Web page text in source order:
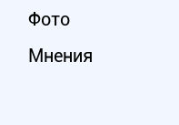
Фото
Мнения